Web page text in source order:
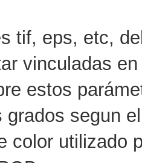
tif, eps, etc,
vinculadas
estos
grados segun
color utilizado